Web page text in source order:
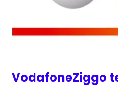
VodafoneZiggo